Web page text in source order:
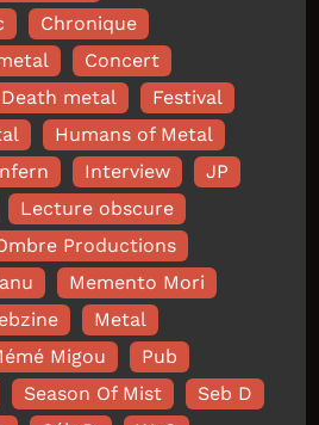
Chronique
Concert
Death metal
Festival
Humans of Metal
Interview
JP
Lecture obscure
Productions
Memento Mori
Metal
Migou
Pub
Season Of Mist
Seb D